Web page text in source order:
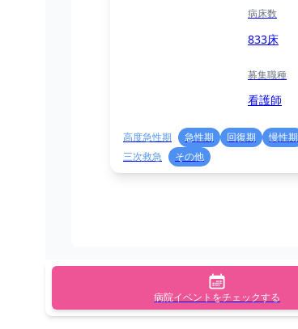
病床数
833床
募集職種
看護師
高度急性期 急性期 回復期 慢性期
三次救急
その他
病院イベントをチェックする